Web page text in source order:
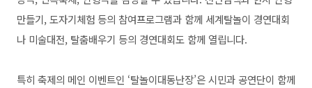
만들기, 도자기체험 등의 참여프로그램과 함께 세계탈놀이 경연대회
나 미술대전, 탈춤배우기 등의 경연대회도 함께 열립니다.
특히 축제의 메인 이벤트인 ‘탈놀이대동난장’은 시민과 공연단이 함께